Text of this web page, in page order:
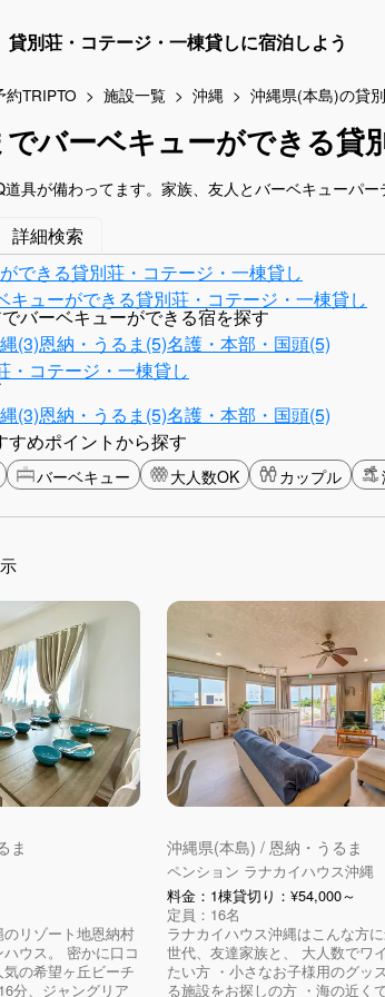
貸別荘・コテージ・一棟貸しに宿泊しよう
TRIPTO 施設一覧 沖縄 沖縄県(本島)の貸
バーベキューができる貸
具が備わってます。家族、友人とバーベキューパー
詳細検索
できる貸別荘・コテージ・一棟貸し
キューができる貸別荘・コテージ・一棟貸し
バーベキューができる宿を探す
(3)恩納・うるま(5)名護・本部・国頭(5)
・コテージ・一棟貸し
(3)恩納・うるま(5)名護・本部・国頭(5)
すめポイントから探す
バーベキュー 大人数OK カップル
ま
リゾート地恩納村
ウス。 密かに口コ
の希望ヶ丘ビーチ
分、ジャングリア
沖縄県(本島) / 恩納・うるま
ペンション ラナカイハウス沖縄
料金：1棟貸切り：¥54,000～
定員：16名
ラナカイハウス沖縄はこんな方
世代、友達家族と、 大人数でワ
たい方 ・小さなお子様用のグッ
る施設をお探しの方 ・海の近く